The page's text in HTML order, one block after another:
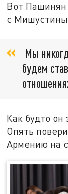
Вот Пашинян
с
Мы
будем
Как будто он
Опять
Армению на